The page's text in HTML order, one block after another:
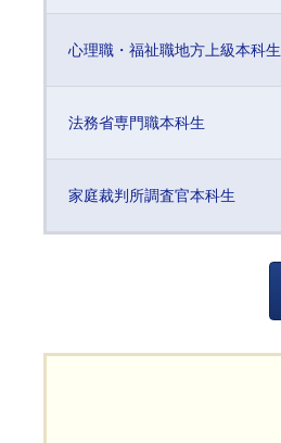
心理職・福祉職地方上級本科生
法務省専門職本科生
家庭裁判所調査官本科生